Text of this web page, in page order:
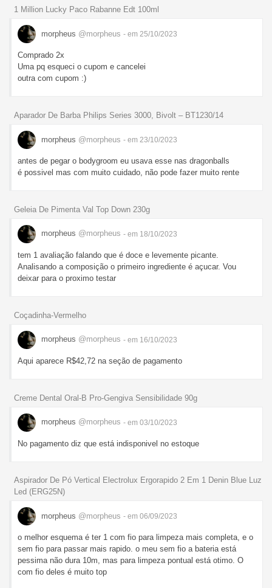
1 Million Lucky Paco Rabanne Edt 100ml
morpheus @morpheus - em 25/10/2023
Comprado 2x
Uma pq esqueci o cupom e cancelei
outra com cupom :)
Aparador De Barba Philips Series 3000, Bivolt – BT1230/14
morpheus @morpheus - em 23/10/2023
antes de pegar o bodygroom eu usava esse nas dragonballs
é possivel mas com muito cuidado, não pode fazer muito rente
Geleia De Pimenta Val Top Down 230g
morpheus @morpheus - em 18/10/2023
tem 1 avaliação falando que é doce e levemente picante.
Analisando a composição o primeiro ingrediente é açucar. Vou
deixar para o proximo testar
Coçadinha-Vermelho
morpheus @morpheus - em 16/10/2023
Aqui aparece R$42,72 na seção de pagamento
Creme Dental Oral-B Pro-Gengiva Sensibilidade 90g
morpheus @morpheus - em 03/10/2023
No pagamento diz que está indisponivel no estoque
Aspirador De Pó Vertical Electrolux Ergorapido 2 Em 1 Denin Blue Luz
Led (ERG25N)
morpheus @morpheus - em 06/09/2023
o melhor esquema é ter 1 com fio para limpeza mais completa, e o
sem fio para passar mais rapido. o meu sem fio a bateria está
pessima não dura 10m, mas para limpeza pontual está otimo. O
com fio deles é muito top